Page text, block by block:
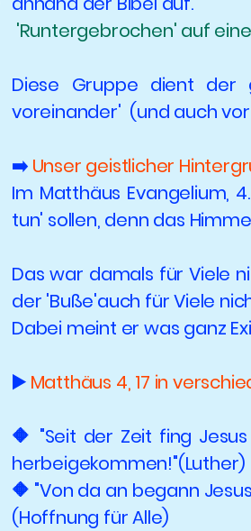
'Runtergebrochen' auf
Diese Gruppe dient der
voreinander' (und auch
➡️ Unser geistlicher
Im Matthäus Evangelium,
tun' sollen, denn das
Das war damals für Viele
der 'Buße'auch für Viele
Dabei meint er was ganz
▶️ Matthäus 4, 17 in
🔶 "Seit der Zeit fing
herbeigekommen!"(Luther)
🔶 "Von da an begann
(Hoffnung für Alle)